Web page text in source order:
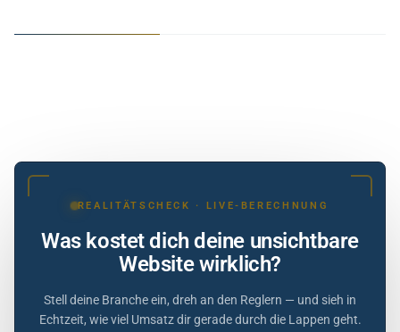
REALITÄTSCHECK · LIVE-BERECHNUNG
Was kostet dich deine unsichtbare
Website wirklich?
Stell deine Branche ein, dreh an den Reglern — und sieh in
Echtzeit, wie viel Umsatz dir gerade durch die Lappen geht.